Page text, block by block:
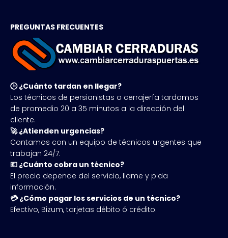
PREGUNTAS FRECUENTES
🕒 ¿Cuánto tardan en llegar?
Los técnicos de persianistas o cerrajería tardamos
de promedio 20 a 35 minutos a la dirección del
cliente.
🚀 ¿Atienden urgencias?
Contamos con un equipo de técnicos urgentes que
trabajan 24/7.
💶 ¿Cuánto cobra un técnico?
El precio depende del servicio, llame y pida
información.
💳 ¿Cómo pagar los servicios de un técnico?
Efectivo, Bizum, tarjetas débito ó crédito.